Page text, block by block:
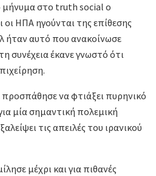
μήνυμα στο truth social ο
ΗΠΑ ηγούνται της επίθεσης
ήταν αυτό που ανακοίνωσε
συνέχεια έκανε γνωστό ότι
να φτιάξει πυρηνικό
μία σημαντική πολεμική
τις απειλές του ιρανικού
μέχρι και για πιθανές